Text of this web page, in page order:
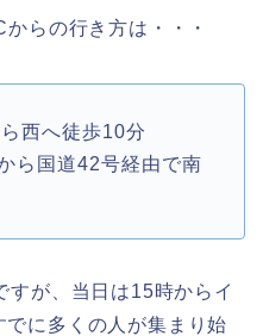
らの行き方は・・・
西へ徒歩10分
ら国道42号経由で南
すが、当日は15時からイ
に多くの人が集まり始